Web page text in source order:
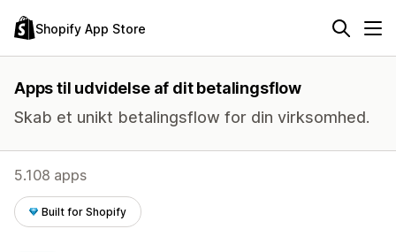
Shopify App Store
Apps til udvidelse af dit betalingsflow
Skab et unikt betalingsflow for din virksomhed.
5.108 apps
Built for Shopify